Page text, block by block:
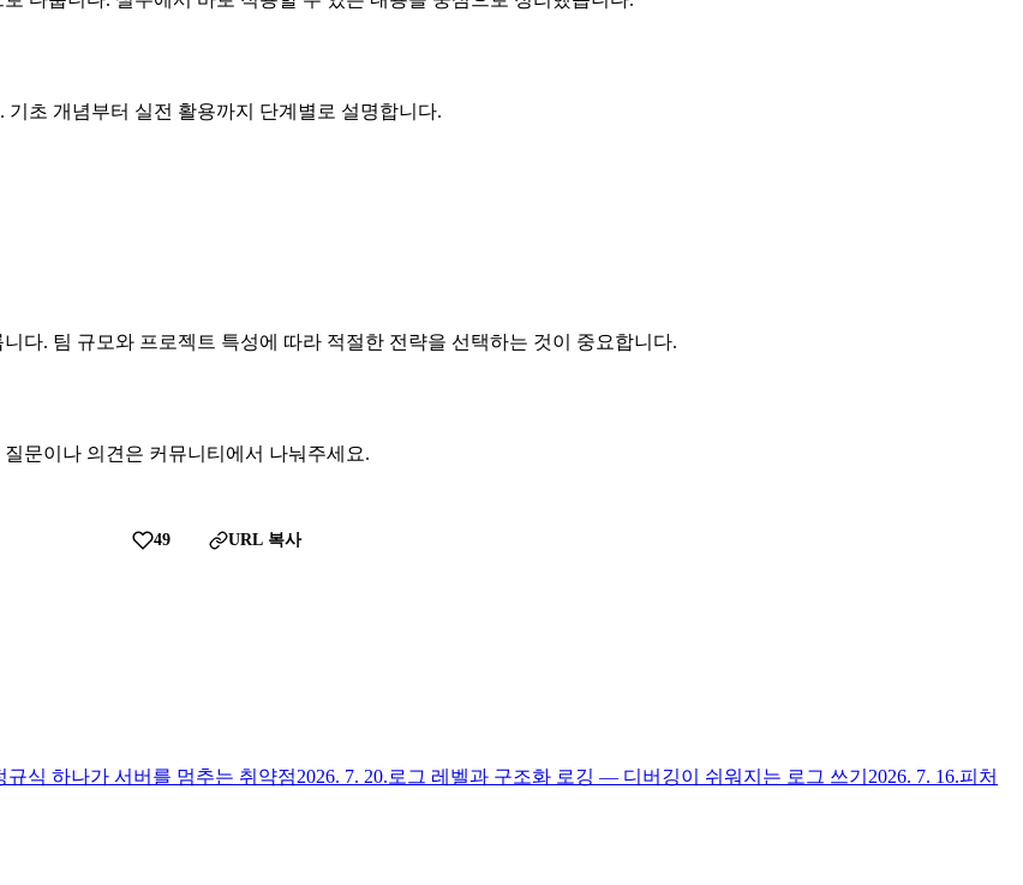
초 개념부터 실전 활용까지 단계별로 설명합니다.
다. 팀 규모와 프로젝트 특성에 따라 적절한 전략을 선택하는 것이 중요합니다.
문이나 의견은 커뮤니티에서 나눠주세요.
49 URL 복사
규식 하나가 서버를 멈추는 취약점2026. 7. 20.로그 레벨과 구조화 로깅 — 디버깅이 쉬워지는 로그 쓰기 2026. 7. 16.피처